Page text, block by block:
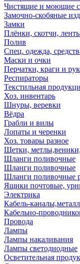
Чистящие и моющие
Замочно-скобяные
Замки
Плёнки, скотчи,
Полив
Спец. одежда,
Маски и очки
Перчатки, краги и
Респираторы
Текстильная
Хоз. инвентарь
Шнуры, веревки
Вёдра
Грабли и вилы
Лопаты и черенки
Хоз. товары разное
Щетки,
Шланги поливочные
Шланги поливочные
Шланги поливочные
Ящики почтовые,
Электрика
Кабель-
Кабельно-
Провода
Лампы
Лампы накаливания
Лампы светодиодные
Осветительная